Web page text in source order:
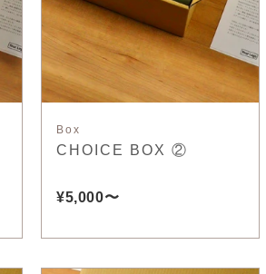
Box
CHOICE BOX ②
¥5,000〜